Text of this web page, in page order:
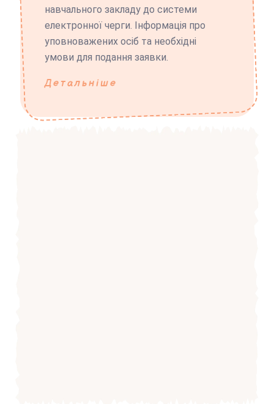
навчального закладу до системи
електронної черги. Інформація про
уповноважених осіб та необхідні
умови для подання заявки.
Детальніше